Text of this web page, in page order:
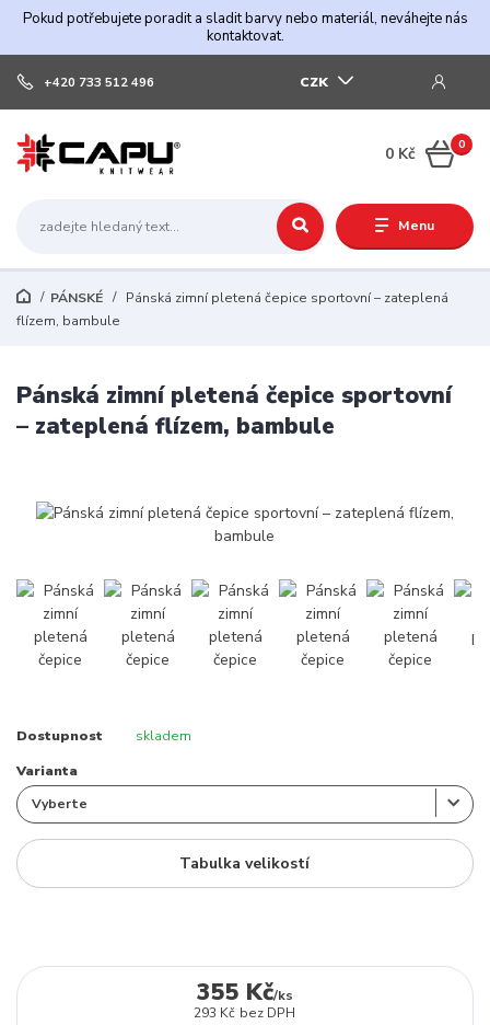
Pokud potřebujete poradit a sladit barvy nebo materiál, neváhejte nás
kontaktovat.
Menu
CZK
+420 733 512 496
0
0 Kč
PÁNSKÉ
Pánská zimní pletená čepice sportovní – zateplená
flízem, bambule
Pánská zimní pletená čepice sportovní
– zateplená flízem, bambule
Dostupnost skladem
Varianta
Tabulka velikostí
355 Kč/ks
293 Kč bez DPH